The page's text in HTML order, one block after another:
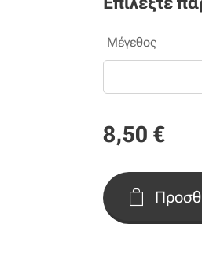
Μέγεθος
8,50 €